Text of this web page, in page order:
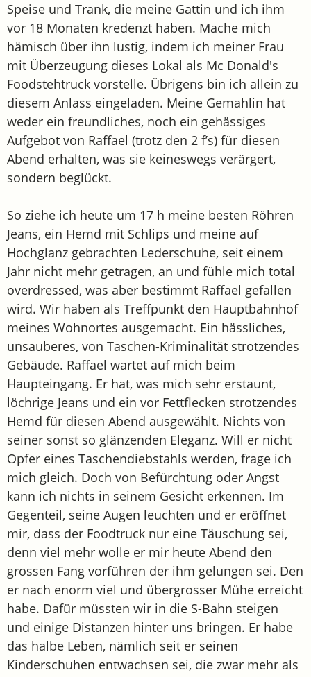
Speise und Trank, die meine Gattin und ich ihm
vor 18 Monaten kredenzt haben. Mache mich
hämisch über ihn lustig, indem ich meiner Frau
mit Überzeugung dieses Lokal als Mc Donald's
Foodstehtruck vorstelle. Übrigens bin ich allein zu
diesem Anlass eingeladen. Meine Gemahlin hat
weder ein freundliches, noch ein gehässiges
Aufgebot von Raffael (trotz den 2 f’s) für diesen
Abend erhalten, was sie keineswegs verärgert,
sondern beglückt.
So ziehe ich heute um 17 h meine besten Röhren
Jeans, ein Hemd mit Schlips und meine auf
Hochglanz gebrachten Lederschuhe, seit einem
Jahr nicht mehr getragen, an und fühle mich total
overdressed, was aber bestimmt Raffael gefallen
wird. Wir haben als Treffpunkt den Hauptbahnhof
meines Wohnortes ausgemacht. Ein hässliches,
unsauberes, von Taschen-Kriminalität strotzendes
Gebäude. Raffael wartet auf mich beim
Haupteingang. Er hat, was mich sehr erstaunt,
löchrige Jeans und ein vor Fettflecken strotzendes
Hemd für diesen Abend ausgewählt. Nichts von
seiner sonst so glänzenden Eleganz. Will er nicht
Opfer eines Taschendiebstahls werden, frage ich
mich gleich. Doch von Befürchtung oder Angst
kann ich nichts in seinem Gesicht erkennen. Im
Gegenteil, seine Augen leuchten und er eröffnet
mir, dass der Foodtruck nur eine Täuschung sei,
denn viel mehr wolle er mir heute Abend den
grossen Fang vorführen der ihm gelungen sei. Den
er nach enorm viel und übergrosser Mühe erreicht
habe. Dafür müssten wir in die S-Bahn steigen
und einige Distanzen hinter uns bringen. Er habe
das halbe Leben, nämlich seit er seinen
Kinderschuhen entwachsen sei, die zwar mehr als